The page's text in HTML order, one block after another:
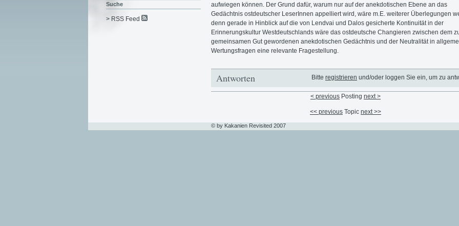
aufwiegen können. Der Grund dafür, warum nur auf der anekdotischen Ebene an das
Gedächtnis ostdeutscher LeserInnen appelliert wird, wäre m.E. weiterer Überlegungen
denn gerade in Hinblick auf die von Lendvai und Dalos gesicherte Kontinuität in der
Erinnerungskultur Westdeutschlands wäre das ostdeutsche Changieren zwischen dem
gemeinsamen Gut gewordenen anekdotischen Gedächtnis und der Neutralität in
Wertungsfragen eine relevante Fragestellung.
Bitte registrieren und/oder loggen Sie ein, um zu
Antworten
< previous Posting next >
<< previous Topic next >>
Suche
> RSS Feed
© by Kakanien Revisited 2007